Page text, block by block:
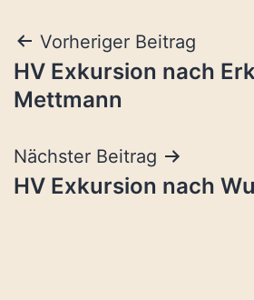
Vorheriger Beitrag
HV Exkursion nach
Mettmann
Nächster Beitrag
HV Exkursion nach